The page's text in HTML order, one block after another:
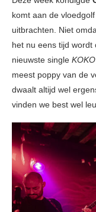
komt aan de
uitbrachten. Niet
het nu eens tijd
nieuwste single KOKO
meest poppy van de
dwaalt altijd wel
vinden we best wel